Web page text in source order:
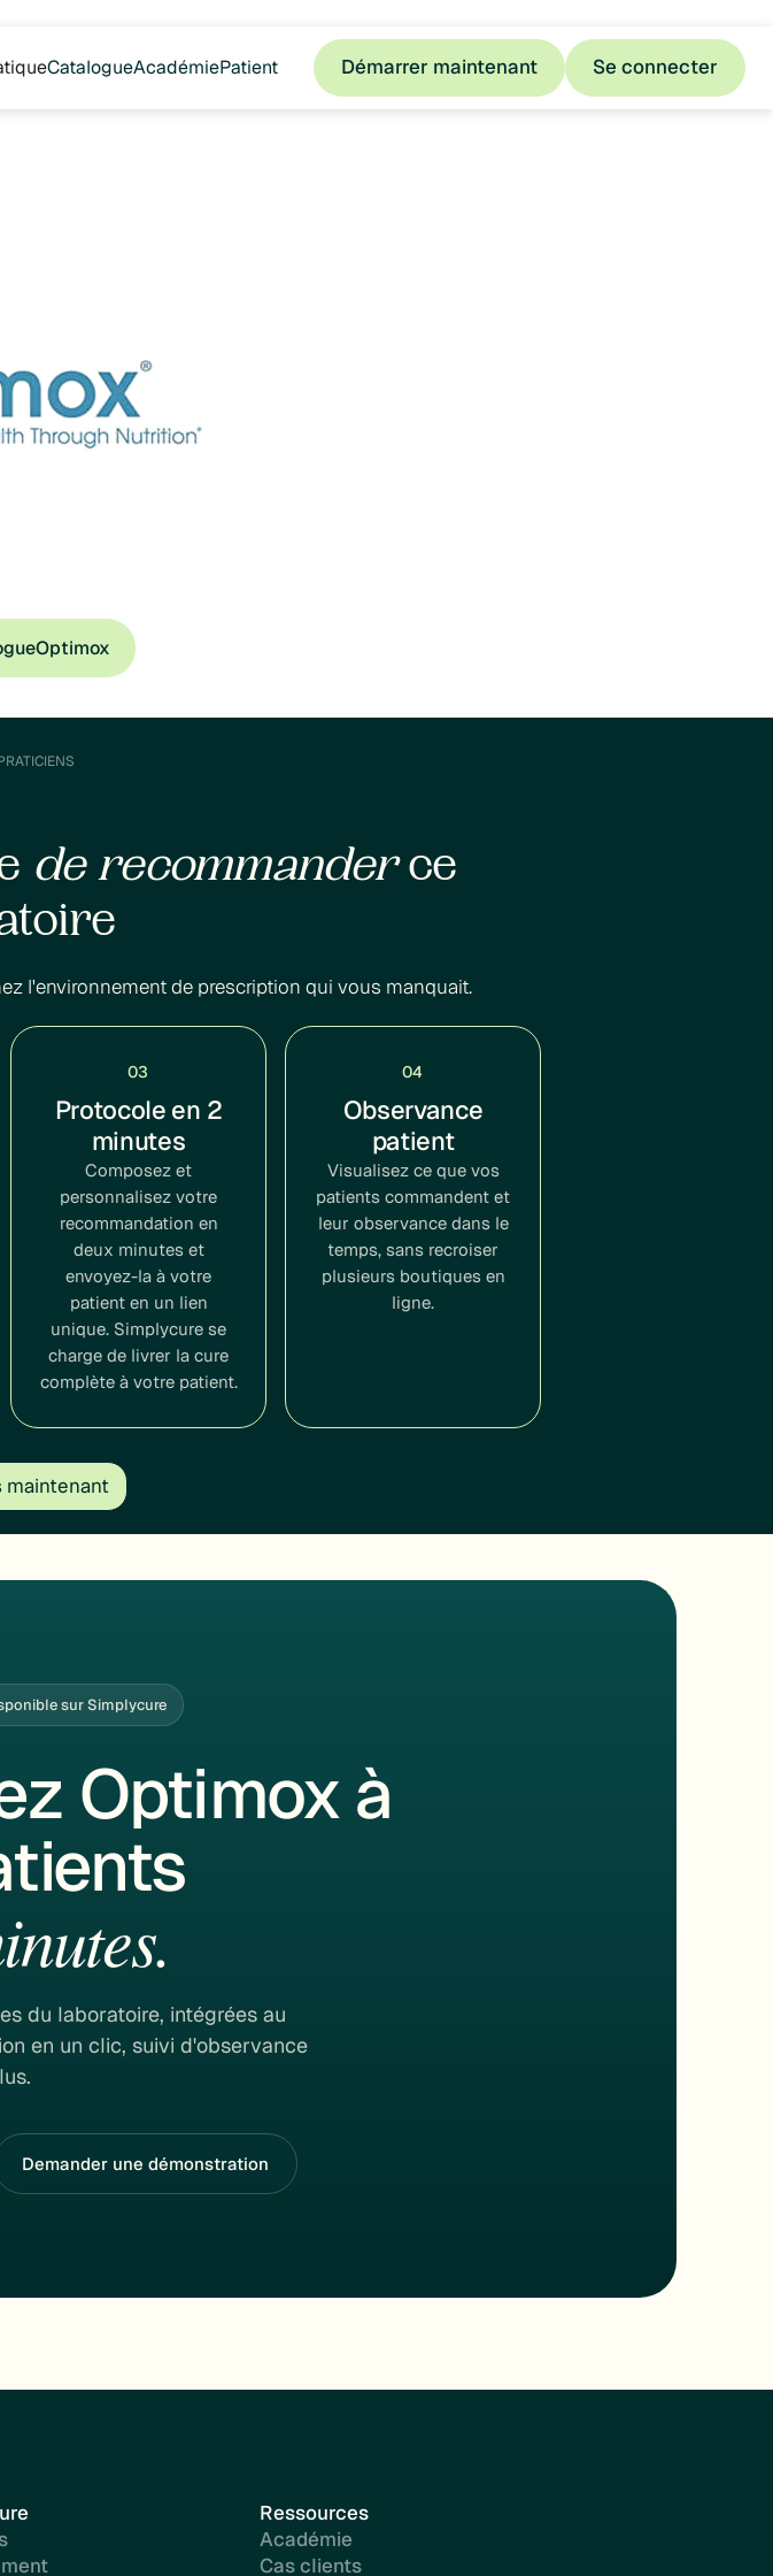
CatalogueAcadémiePatient
Démarrer maintenant
Démarrer maintenant
Se connecter
Se connecter
Optimox
de recommanderce
l'environnement de prescription qui vous manquait.
03
Protocole en 2
minutes
Composez et
personnalisez votre
recommandation en
deux minutes et
envoyez-la à votre
patient en un lien
unique. Simplycure se
charge de livrer la cure
complète à votre patient.
04
Observance
patient
Visualisez ce que vos
patients commandent et
leur observance dans le
temps, sans recroiser
plusieurs boutiques en
ligne.
maintenant
sur Simplycure
Optimox à
du laboratoire, intégrées au
en un clic, suivi d'observance
Demander une démonstration
Ressources
Académie
Cas clients